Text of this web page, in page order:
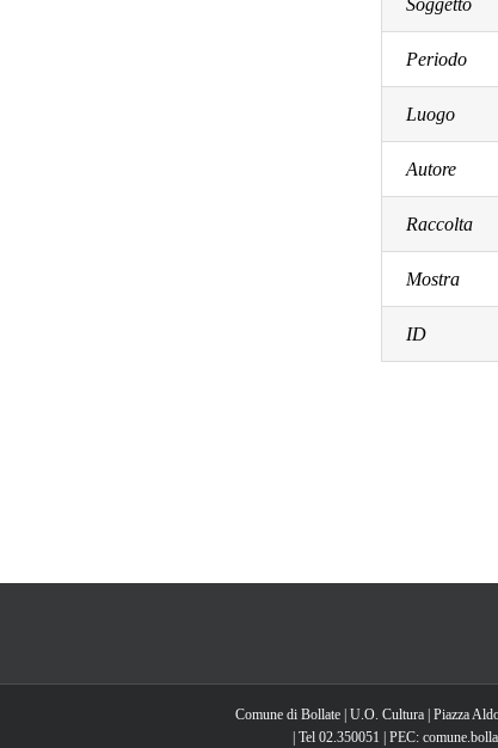
Soggetto
Periodo
Luogo
Autore
Raccolta
Mostra
ID
Comune di Bollate | U.O. Cultura | Piazza
| Tel 02.350051 | PEC: